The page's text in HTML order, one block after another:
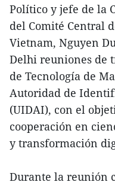
Político y jefe de la
del Comité Central
Vietnam, Nguyen
Delhi reuniones de
de Tecnología de
Autoridad de
(UIDAI), con el
cooperación en
y transformación
Durante la reunión